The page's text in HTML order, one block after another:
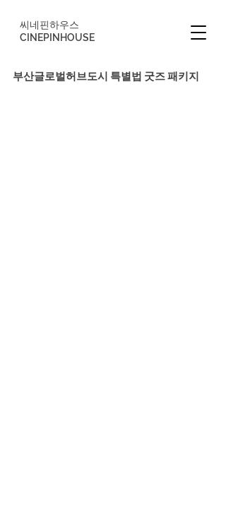
씨네핀하우스
CINEPINHOUSE
부산글로벌허브도시 특별법 굿즈 패키지